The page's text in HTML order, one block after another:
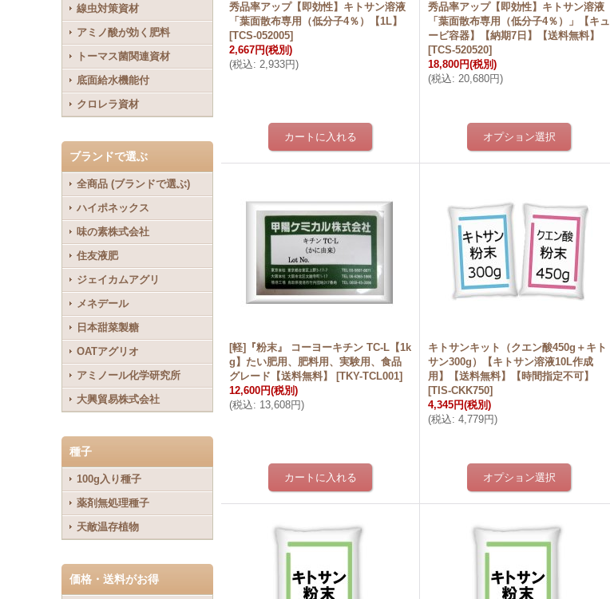
線虫対策資材
アミノ酸が効く肥料
トーマス菌関連資材
底面給水機能付
クロレラ資材
ブランドで選ぶ
全商品 (ブランドで選ぶ)
ハイポネックス
味の素株式会社
住友液肥
ジェイカムアグリ
メネデール
日本甜菜製糖
OATアグリオ
アミノール化学研究所
大興貿易株式会社
種子
100g入り種子
薬剤無処理種子
天敵温存植物
価格・送料がお得
秀品率アップ【即効性】キトサン溶液
「葉面散布専用（低分子4％）【1L】
[TCS-052005]
2,667円(税別)
(税込: 2,933円)
秀品率アップ【即効性】キトサン溶液
「葉面散布専用（低分子4％）」【キュ
ービ容器】【納期7日】【送料無料】
[TCS-520520]
18,800円(税別)
(税込: 20,680円)
[軽]『粉末』 コーヨーキチン TC-L【1k
g】たい肥用、肥料用、実験用、食品
グレード【送料無料】
[TKY-TCL001]
12,600円(税別)
(税込: 13,608円)
キトサンキット（クエン酸450g＋キト
サン300g）【キトサン溶液10L作成
用】【送料無料】【時間指定不可】
[TIS-CKK750]
4,345円(税別)
(税込: 4,779円)